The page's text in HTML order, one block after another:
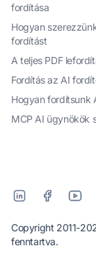
fordítása
Hogyan
fordítást
A teljes PDF
Fordítás az AI
Hogyan fordítsunk
MCP AI ügynökök
Copyright 2011-
fenntartva.